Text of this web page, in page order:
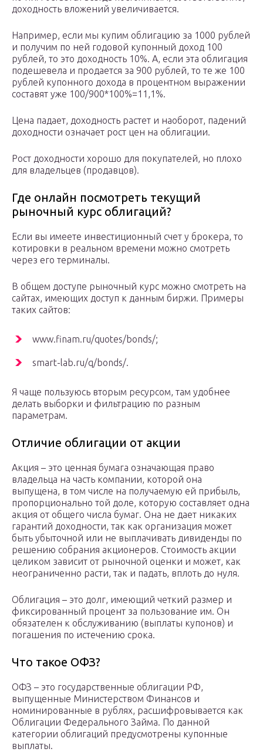
доходность вложений увеличивается.
Например, если мы купим облигацию за 1000 рублей
и получим по ней годовой купонный доход 100
рублей, то это доходность 10%. А, если эта облигация
подешевела и продается за 900 рублей, то те же 100
рублей купонного дохода в процентном выражении
составят уже 100/900*100%=11,1%.
Цена падает, доходность растет и наоборот, падений
доходности означает рост цен на облигации.
Рост доходности хорошо для покупателей, но плохо
для владельцев (продавцов).
Где онлайн посмотреть текущий
рыночный курс облигаций?
Если вы имеете инвестиционный счет у брокера, то
котировки в реальном времени можно смотреть
через его терминалы.
В общем доступе рыночный курс можно смотреть на
сайтах, имеющих доступ к данным биржи. Примеры
таких сайтов:
www.finam.ru/quotes/bonds/;
smart-lab.ru/q/bonds/.
Я чаще пользуюсь вторым ресурсом, там удобнее
делать выборки и фильтрацию по разным
параметрам.
Отличие облигации от акции
Акция – это ценная бумага означающая право
владельца на часть компании, которой она
выпущена, в том числе на получаемую ей прибыль,
пропорционально той доле, которую составляет одна
акция от общего числа бумаг. Она не дает никаких
гарантий доходности, так как организация может
быть убыточной или не выплачивать дивиденды по
решению собрания акционеров. Стоимость акции
целиком зависит от рыночной оценки и может, как
неограниченно расти, так и падать, вплоть до нуля.
Облигация – это долг, имеющий четкий размер и
фиксированный процент за пользование им. Он
обязателен к обслуживанию (выплаты купонов) и
погашения по истечению срока.
Что такое ОФЗ?
ОФЗ – это государственные облигации РФ,
выпущенные Министерством Финансов и
номинированные в рублях, расшифровывается как
Облигации Федерального Займа. По данной
категории облигаций предусмотрены купонные
выплаты.